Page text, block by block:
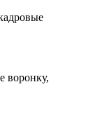
воронку,